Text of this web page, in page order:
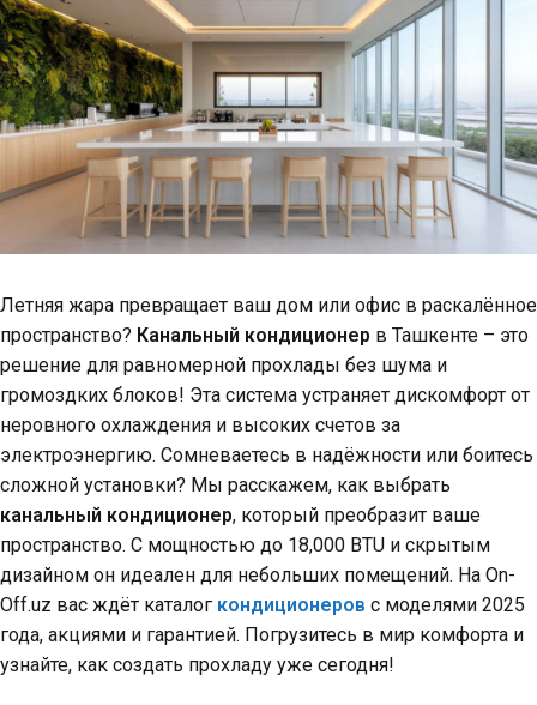
Летняя жара превращает ваш дом или офис в раскалённое
пространство? Канальный кондиционер в Ташкенте – это
решение для равномерной прохлады без шума и
громоздких блоков! Эта система устраняет дискомфорт от
неровного охлаждения и высоких счетов за
электроэнергию. Сомневаетесь в надёжности или боитесь
сложной установки? Мы расскажем, как выбрать
канальный кондиционер, который преобразит ваше
пространство. С мощностью до 18,000 BTU и скрытым
дизайном он идеален для небольших помещений. На On-
Off.uz вас ждёт каталог кондиционеров с моделями 2025
года, акциями и гарантией. Погрузитесь в мир комфорта и
узнайте, как создать прохладу уже сегодня!